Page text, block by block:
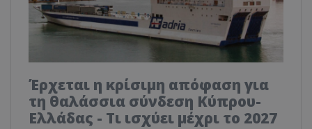
Έρχεται η κρίσιμη απόφαση για
τη θαλάσσια σύνδεση Κύπρου-
Ελλάδας - Τι ισχύει μέχρι το 2027